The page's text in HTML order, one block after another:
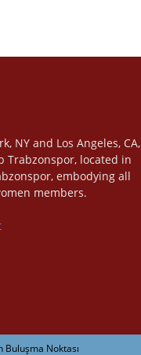
NY and Los Angeles, CA,
Trabzonspor, located in
embodying all
members.
Noktası